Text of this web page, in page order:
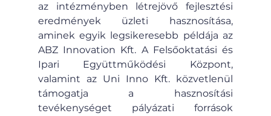
az intézményben létrejövő fejlesztési
eredmények üzleti hasznosítása,
aminek egyik legsikeresebb példája az
ABZ Innovation Kft. A Felsőoktatási és
Ipari Együttműködési Központ,
valamint az Uni Inno Kft. közvetlenül
támogatja a hasznosítási
tevékenységet pályázati források